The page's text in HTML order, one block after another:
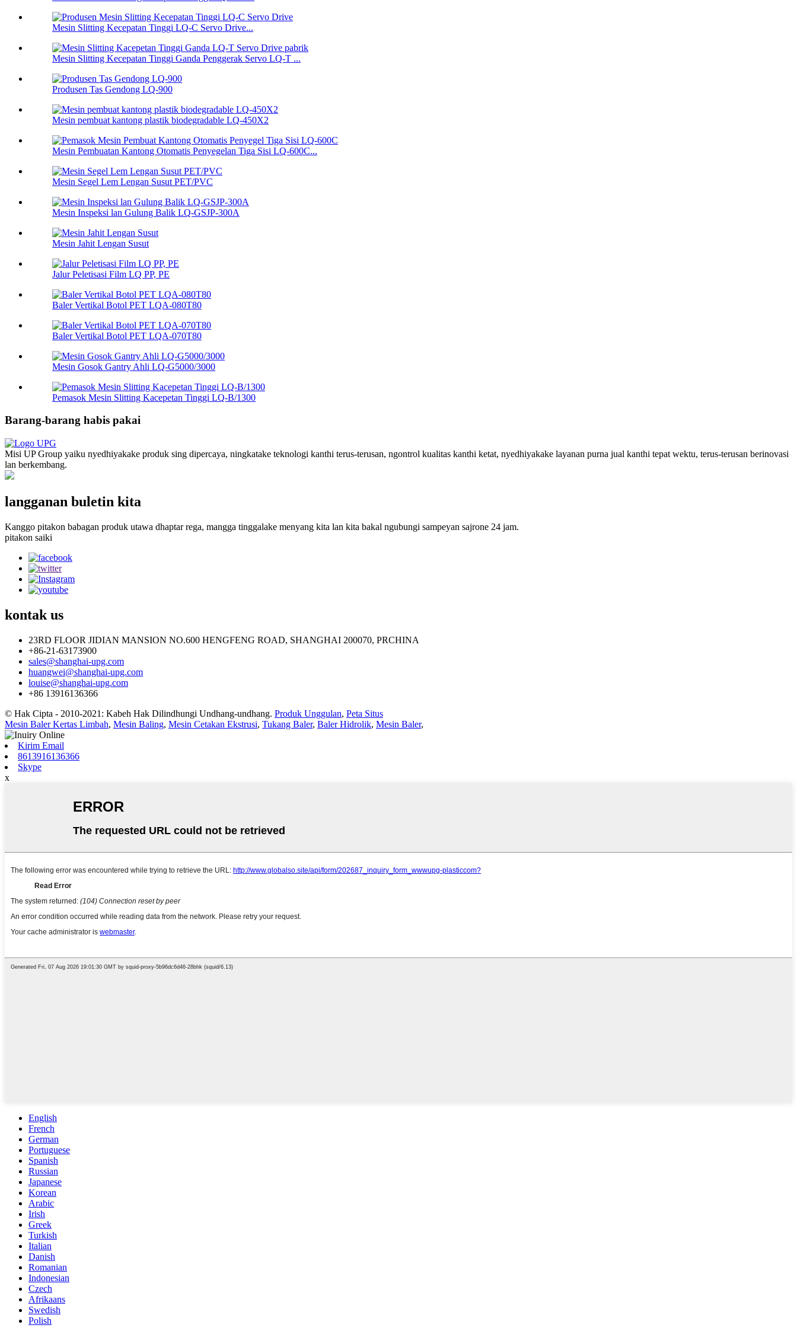
Mesin Slitting Kecepatan Tinggi LQ-C Servo Drive...
Mesin Slitting Kecepatan Tinggi Ganda Penggerak Servo LQ-T ...
Produsen Tas Gendong LQ-900
Mesin pembuat kantong plastik biodegradable LQ-450X2
Mesin Pembuatan Kantong Otomatis Penyegelan Tiga Sisi LQ-600C...
Mesin Segel Lem Lengan Susut PET/PVC
Mesin Inspeksi lan Gulung Balik LQ-GSJP-300A
Mesin Jahit Lengan Susut
Jalur Peletisasi Film LQ PP, PE
Baler Vertikal Botol PET LQA-080T80
Baler Vertikal Botol PET LQA-070T80
Mesin Gosok Gantry Ahli LQ-G5000/3000
Pemasok Mesin Slitting Kacepetan Tinggi LQ-B/1300
Barang-barang habis pakai
Misi UP Group yaiku nyedhiyakake produk sing dipercaya, ningkatake teknologi kanthi terus-terusan, ngontrol kualitas kanthi ketat, nyedhiyakake layanan purna jual kanthi tepat wektu, terus-terusan berinovasi
lan berkembang.
langganan buletin kita
Kanggo pitakon babagan produk utawa dhaptar rega, mangga tinggalake menyang kita lan kita bakal ngubungi sampeyan sajrone 24 jam.
pitakon saiki
kontak us
23RD FLOOR JIDIAN MANSION NO.600 HENGFENG ROAD, SHANGHAI 200070, PRCHINA
+86-21-63173900
sales@shanghai-upg.com
huangwei@shanghai-upg.com
louise@shanghai-upg.com
+86 13916136366
© Hak Cipta - 2010-2021: Kabeh Hak Dilindhungi Undhang-undhang. Produk Unggulan, Peta Situs
Mesin Baler Kertas Limbah, Mesin Baling, Mesin Cetakan Ekstrusi, Tukang Baler, Baler Hidrolik, Mesin Baler,
Kirim Email
8613916136366
Skype
x
English
French
German
Portuguese
Spanish
Russian
Japanese
Korean
Arabic
Irish
Greek
Turkish
Italian
Danish
Romanian
Indonesian
Czech
Afrikaans
Swedish
Polish